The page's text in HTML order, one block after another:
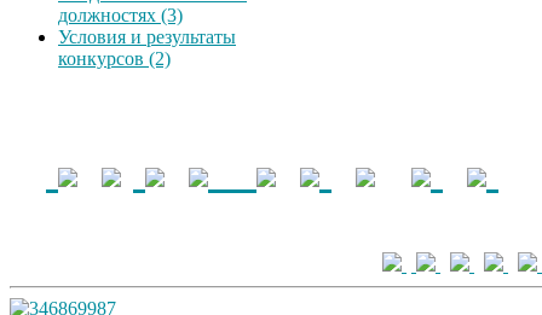
должностях (3)
Условия и результаты
конкурсов (2)